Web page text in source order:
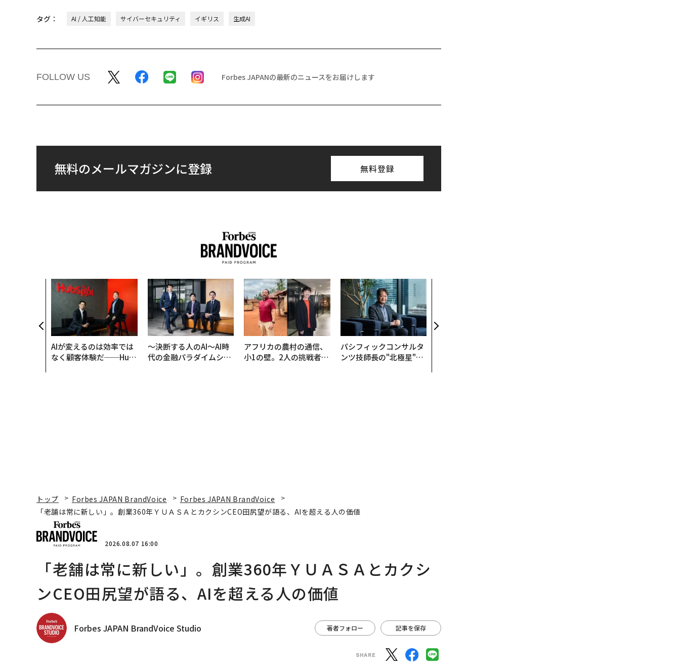
タグ： AI / 人工知能 サイバーセキュリティ イギリス 生成AI
FOLLOW US Forbes JAPANの最新のニュースをお届けします
無料のメールマガジンに登録 無料登録
AIが変えるのは効率では
なく顧客体験だ──Hub
〜決断する人のAI〜AI時
代の金融パラダイムシフ
アフリカの農村の通信、
小1の壁。2人の挑戦者が
パシフィックコンサルタ
ンツ技師長の"北極星"。
トップ Forbes JAPAN BrandVoice
Forbes JAPAN BrandVoice
「老舗は常に新しい」。創業360年ＹＵＡＳＡとカクシンCEO田尻望が語る、AIを超える人の価値
2026.08.07 16:00
「老舗は常に新しい」。創業360年ＹＵＡＳＡとカクシ
ンCEO田尻望が語る、AIを超える人の価値
Forbes JAPAN BrandVoice Studio 著者フォロー 記事を保存